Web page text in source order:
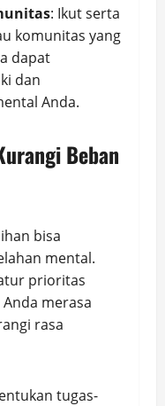
: Ikut serta
komunitas yang
dapat
dan
Anda.
Beban
bisa
mental.
prioritas
merasa
rasa
tugas-